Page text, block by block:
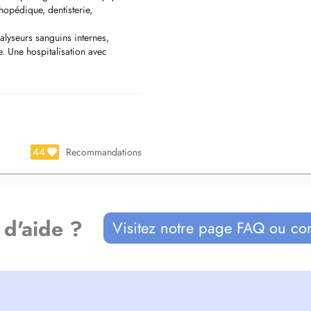
dentisterie,
sanguins internes,
Une hospitalisation avec
care delivered by a team of
ophthalmology, and
gastroscopy, X-ray, and
prior telephone registration
Versorgung durch ein
in Chirurgie (Weichteil- und
inklusive Übernachtung und
wir bitten in jedem Fall um
44 Recommandations
? Visitez notre page FAQ ou